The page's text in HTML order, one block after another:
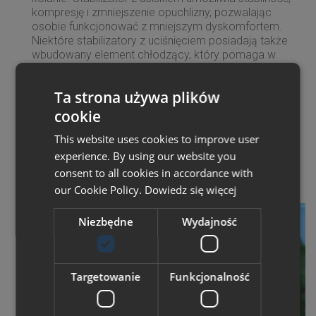
kompresję i zmniejszenie opuchlizny, pozwalając
osobie funkcjonować z mniejszym dyskomfortem.
Niektóre stabilizatory z uciśnięciem posiadają także
wbudowany element chłodzący, który pomaga w
konieczności siedzenia z lodowym okładem na
kolanie. Wiemy, że ruch jest niezbędny do powrotu do
zdrowia, a skoro większość czasu spędzasz na
siedząco, nie zapewnisz odpowiedniego pompowania
mięśniowego, które usuwa opuchliznę. Ludzie mogą
wykonywać prace o niskiej intensywności bez
narażania integralności kolana.
Ta strona używa plików
cookie
This website uses cookies to improve user
experience. By using our website you
consent to all cookies in accordance with
our Cookie Policy. Dowiedz się więcej
Niezbędne Wydajność
Targetowanie Funkcjonalność